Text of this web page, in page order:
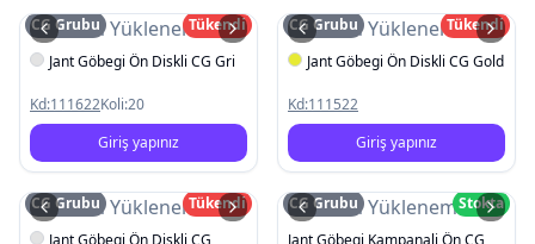
Resim Yüklenemedi
CG Grubu
Tükendi
Jant Göbegi Ön Diskli CG Gri
Kd:111622Koli:20
Giriş yapınız
Resim Yüklenemedi
CG Grubu
Tükendi
Jant Göbegi Ön Diskli CG Gold
Kd:111522
Giriş yapınız
Resim Yüklenemedi
CG Grubu
Tükendi
Jant Göbegi Ön Diskli CG
Resim Yüklenemedi
CG Grubu
Stokta
Jant Göbegi Kampanali Ön CG